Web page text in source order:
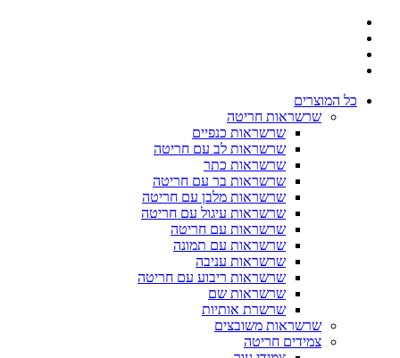
כל המוצרים
שרשראות חריטה
שרשראות כנפיים
שרשראות לב עם חריטה
שרשראות כתר
שרשראות בר עם חריטה
שרשראות מלבן עם חריטה
שרשראות עיגול עם חריטה
שרשראות עם חריטה
שרשראות עם תמונה
שרשראות עניבה
שרשראות ריבוע עם חריטה
שרשראות שם
שרשרת אותיות
שרשראות משובצים
צמידים חריטה